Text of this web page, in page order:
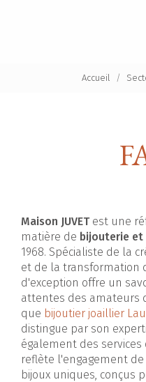
Accueil
Maison JUVETest une
matière de bijouterie et
1968. Spécialiste de la
et de la transformation
d'exception offre un
attentes des amateurs
que bijoutier joaillier
distingue par son
également des services
reflète l'engagement de
bijoux uniques, conçus